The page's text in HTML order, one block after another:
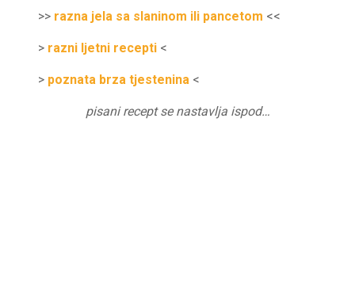
>> razna jela sa slaninom ili pancetom <<
> razni ljetni recepti <
> poznata brza tjestenina <
pisani recept se nastavlja ispod…